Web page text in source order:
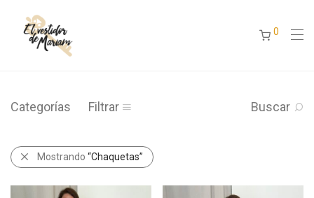
0
Categorías Filtrar Buscar
Mostrando “Chaquetas”